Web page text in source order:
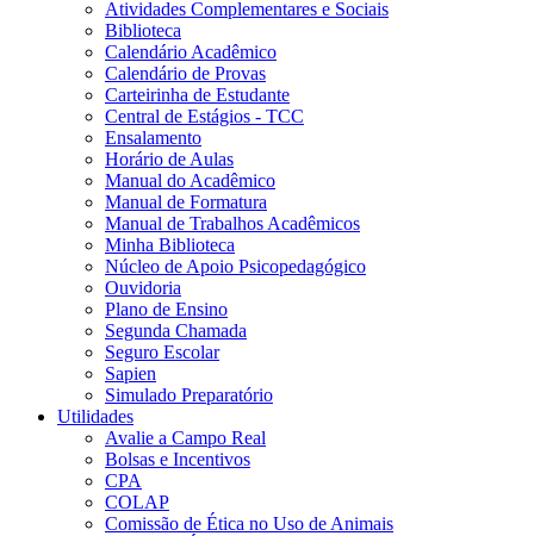
Atividades Complementares e Sociais
Biblioteca
Calendário Acadêmico
Calendário de Provas
Carteirinha de Estudante
Central de Estágios - TCC
Ensalamento
Horário de Aulas
Manual do Acadêmico
Manual de Formatura
Manual de Trabalhos Acadêmicos
Minha Biblioteca
Núcleo de Apoio Psicopedagógico
Ouvidoria
Plano de Ensino
Segunda Chamada
Seguro Escolar
Sapien
Simulado Preparatório
Utilidades
Avalie a Campo Real
Bolsas e Incentivos
CPA
COLAP
Comissão de Ética no Uso de Animais